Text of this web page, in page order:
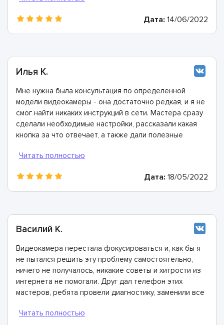
Дата: 14/06/2022
Илья К.
Мне нужна была консультация по определенной
модели видеокамеры - она достаточно редкая, и я не
смог найти никаких инструкций в сети. Мастера сразу
сделали необходимые настройки, рассказали какая
кнопка за что отвечает, а также дали полезные
типа техники. Спасибо!
Дата: 18/05/2022
Василий К.
Видеокамера перестала фокусироваться и, как бы я
не пытался решить эту проблему самостоятельно,
ничего не получалось, никакие советы и хитрости из
интернета не помогали. Друг дал телефон этих
мастеров, ребята провели диагностику, заменили все
камеру. Теперь она снимает еще более качественные